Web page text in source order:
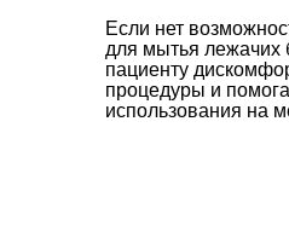
Если нет
для мытья лежачих
пациенту
процедуры и
использования на